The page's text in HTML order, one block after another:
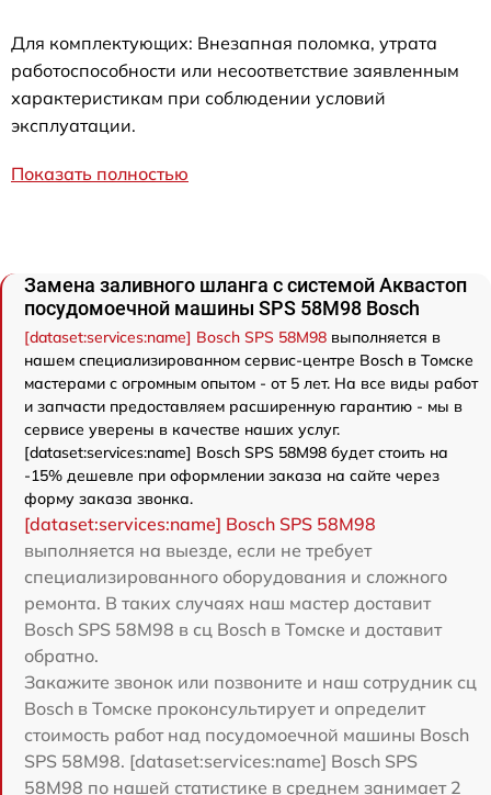
Для комплектующих: Внезапная поломка, утрата
работоспособности или несоответствие заявленным
характеристикам при соблюдении условий
эксплуатации.
Показать полностью
Замена заливного шланга с системой Аквастоп
посудомоечной машины SPS 58M98 Bosch
[dataset:services:name] Bosch SPS 58M98 выполняется в
нашем специализированном сервис-центре Bosch в Томске
мастерами с огромным опытом - от 5 лет. На все виды работ
и запчасти предоставляем расширенную гарантию - мы в
сервисе уверены в качестве наших услуг.
[dataset:services:name] Bosch SPS 58M98 будет стоить на
-15% дешевле при оформлении заказа на сайте через
форму заказа звонка.
[dataset:services:name] Bosch SPS 58M98
выполняется на выезде, если не требует
специализированного оборудования и сложного
ремонта. В таких случаях наш мастер доставит
Bosch SPS 58M98 в сц Bosch в Томске и доставит
обратно.
Закажите звонок или позвоните и наш сотрудник сц
Bosch в Томске проконсультирует и определит
стоимость работ над посудомоечной машины Bosch
SPS 58M98. [dataset:services:name] Bosch SPS
58M98 по нашей статистике в среднем занимает 2